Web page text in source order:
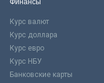
Финансы
Курс валют
Курс доллара
Курс евро
Курс НБУ
Банковские карты